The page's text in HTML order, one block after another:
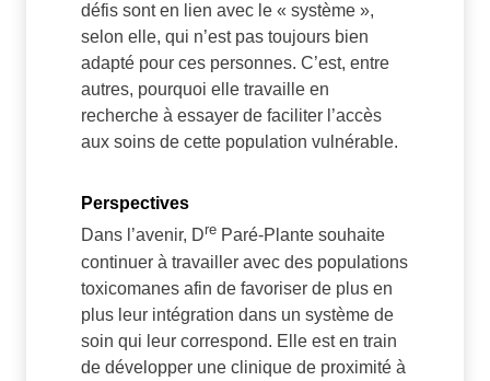
défis sont en lien avec le « système »,
selon elle, qui n’est pas toujours bien
adapté pour ces personnes. C’est, entre
autres, pourquoi elle travaille en
recherche à essayer de faciliter l’accès
aux soins de cette population vulnérable.
Perspectives
Dans l’avenir, Dre Paré-Plante souhaite
continuer à travailler avec des populations
toxicomanes afin de favoriser de plus en
plus leur intégration dans un système de
soin qui leur correspond. Elle est en train
de développer une clinique de proximité à